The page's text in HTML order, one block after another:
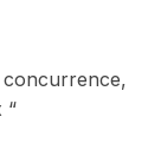
concurrence,
“